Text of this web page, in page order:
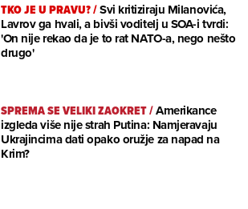
TKO JE U PRAVU?/Svi kritiziraju Milanovića,
Lavrov ga hvali, a bivši voditelj u SOA-i tvrdi:
'On nije rekao da je to rat NATO-a, nego nešto
drugo'
SPREMA SE VELIKI ZAOKRET/Amerikance
izgleda više nije strah Putina: Namjeravaju
Ukrajincima dati opako oružje za napad na
Krim?